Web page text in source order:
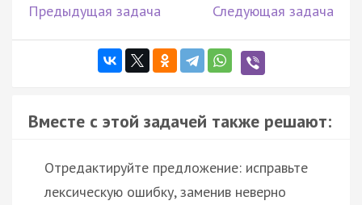
Предыдущая задача Следующая задача
Вместе с этой задачей также решают:
Отредактируйте предложение: исправьте
лексическую ошибку, заменив неверно